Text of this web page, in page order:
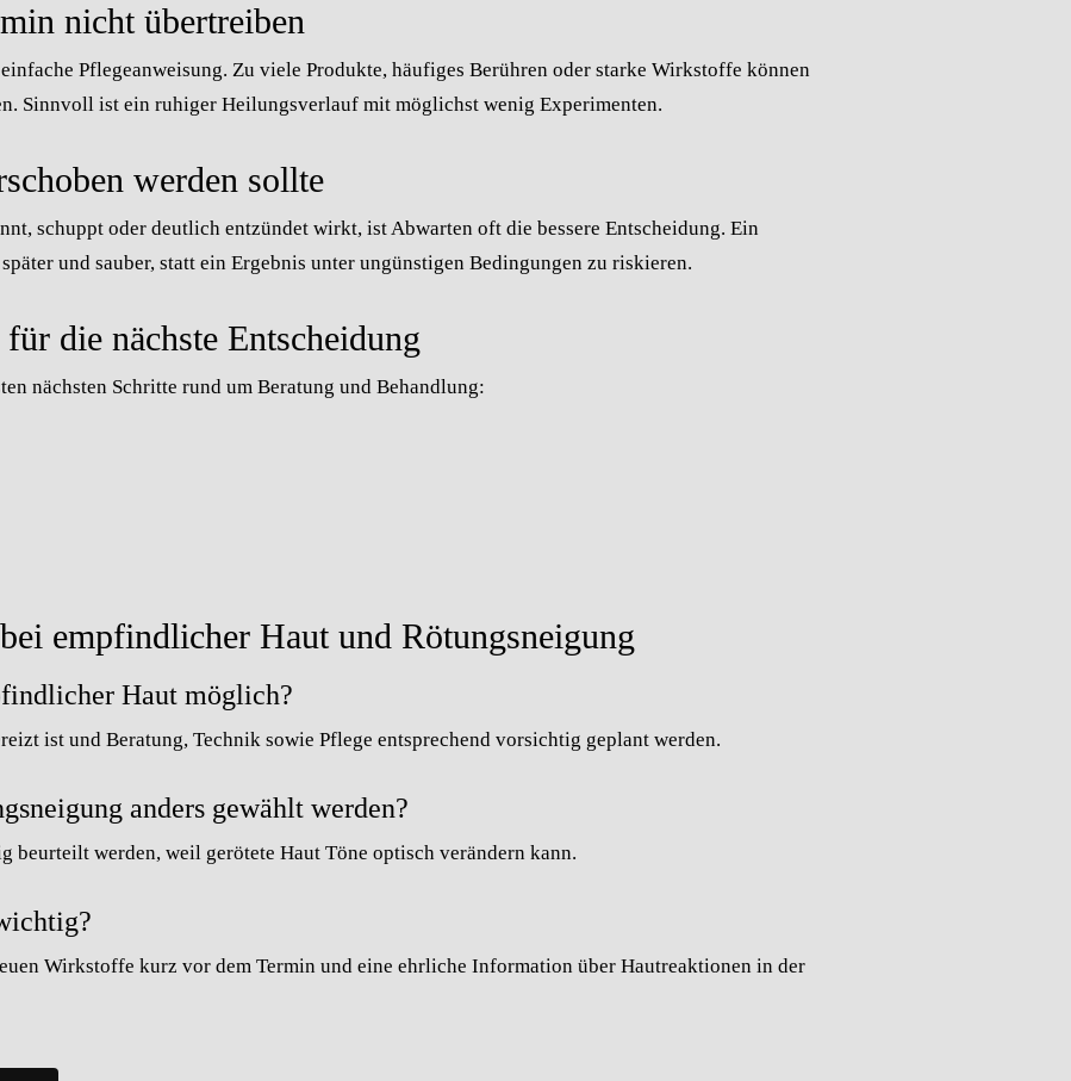
nicht übertreiben
Pflegeanweisung. Zu viele Produkte, häufiges Berühren oder starke Wirkstoffe können
Sinnvoll ist ein ruhiger Heilungsverlauf mit möglichst wenig Experimenten.
werden sollte
schuppt oder deutlich entzündet wirkt, ist Abwarten oft die bessere Entscheidung. Ein
und sauber, statt ein Ergebnis unter ungünstigen Bedingungen zu riskieren.
die nächste Entscheidung
nächsten Schritte rund um Beratung und Behandlung:
empfindlicher Haut und Rötungsneigung
Haut möglich?
ist und Beratung, Technik sowie Pflege entsprechend vorsichtig geplant werden.
anders gewählt werden?
beurteilt werden, weil gerötete Haut Töne optisch verändern kann.
Wirkstoffe kurz vor dem Termin und eine ehrliche Information über Hautreaktionen in der